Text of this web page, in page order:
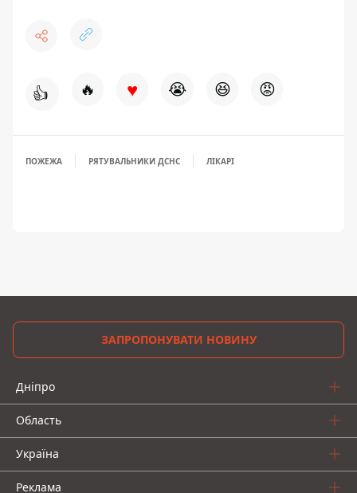
👍 🔥 ♥ 😭 😆 😡
ПОЖЕЖА РЯТУВАЛЬНИКИ ДСНС ЛІКАРІ
ЗАПРОПОНУВАТИ НОВИНУ
Дніпро
Область
Україна
Реклама